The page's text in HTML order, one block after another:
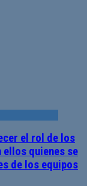
el rol de los
quienes se
de los equipos